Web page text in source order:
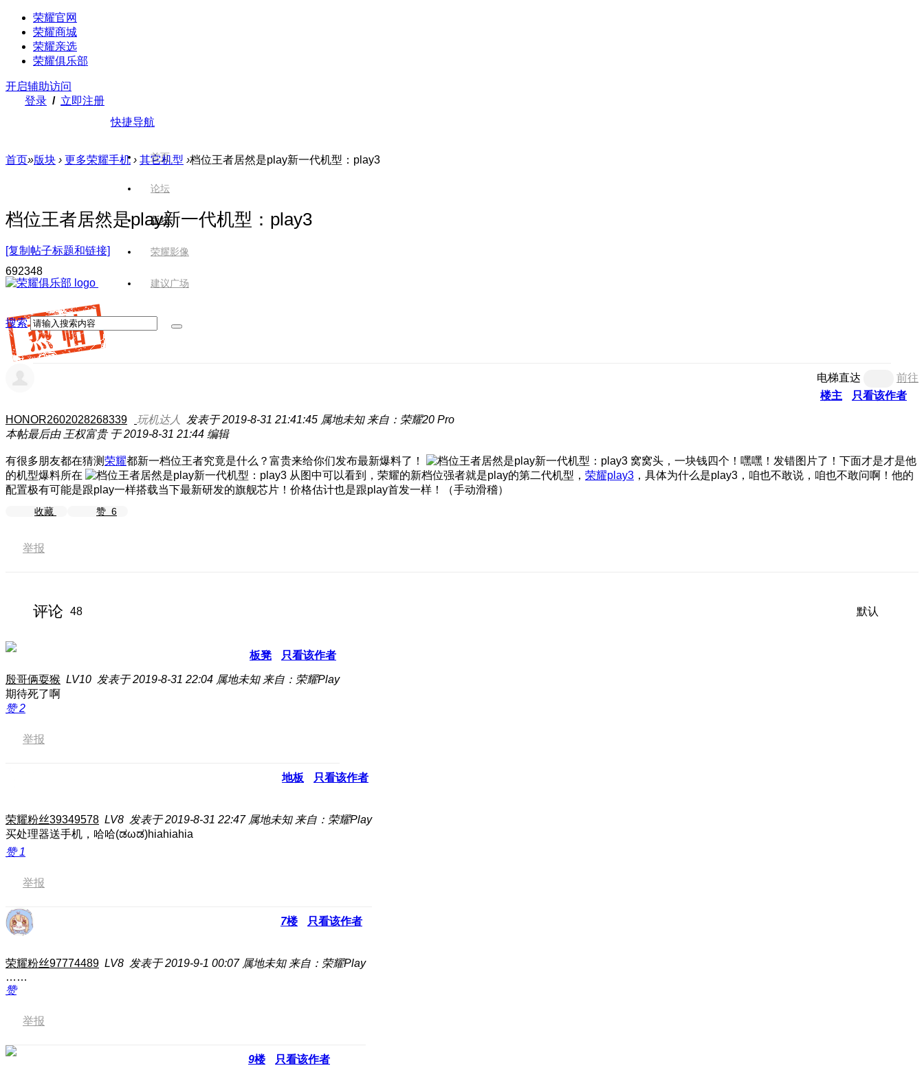
荣耀官网
荣耀商城
荣耀亲选
荣耀俱乐部
开启辅助访问
登录 / 立即注册
快捷导航
首页
论坛
版块
荣耀影像
建议广场
搜索
首页»版块 › 更多荣耀手机 › 其它机型 ›档位王者居然是play新一代机型：play3
档位王者居然是play新一代机型：play3
[复制帖子标题和链接]
692348
电梯直达
前往
楼主
只看该作者
HONOR2602028268339 玩机达人 发表于 2019-8-31 21:41:45 属地未知 来自：荣耀20 Pro
本帖最后由 王权富贵 于 2019-8-31 21:44 编辑
有很多朋友都在猜测荣耀都新一档位王者究竟是什么？富贵来给你们发布最新爆料了！
窝窝头，一块钱四个！嘿嘿！发错图片了！下面才是才是他
的机型爆料所在
从图中可以看到，荣耀的新档位强者就是play的第二代机型， 荣耀play3 ，具体为什么是play3，咱也不敢说，咱也不敢问啊！他的
配置极有可能是跟play一样搭载当下最新研发的旗舰芯片！价格估计也是跟play首发一样！（手动滑稽）
收藏 赞 6
举报
评论 48 默认
板凳 只看该作者
殷哥俩耍猴 LV10 发表于 2019-8-31 22:04 属地未知 来自：荣耀Play
期待死了啊
赞2
举报
地板 只看该作者
荣耀粉丝39349578 LV8 发表于 2019-8-31 22:47 属地未知 来自：荣耀Play
买处理器送手机，哈哈(ಡωಡ)hiahiahia
赞1
举报
7楼 只看该作者
荣耀粉丝97774489 LV8 发表于 2019-9-1 00:07 属地未知 来自：荣耀Play
……
赞
举报
9楼 只看该作者